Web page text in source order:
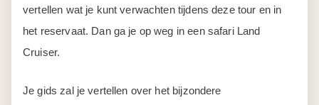
vertellen wat je kunt verwachten tijdens deze tour en in
het reservaat. Dan ga je op weg in een safari Land
Cruiser.
Je gids zal je vertellen over het bijzondere